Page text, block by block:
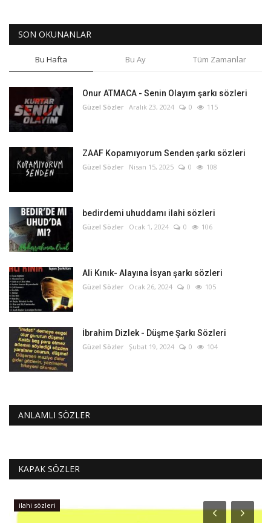
SON OKUNANLAR
Bu Hafta Bu Ay Tüm Zamanlar
Onur ATMACA - Senin Olayım şarkı sözleri
Güzel Sözler Aralık 23, 2024 0 115
ZAAF Kopamıyorum Senden şarkı sözleri
Güzel Sözler Nisan 15, 2025 0 108
bedirdemi uhuddamı ilahi sözleri
Güzel Sözler Ocak 1, 2024 0 106
Ali Kınık- Alayına İsyan şarkı sözleri
Güzel Sözler Ocak 26, 2024 0 105
İbrahim Dizlek - Düşme Şarkı Sözleri
Güzel Sözler Şubat 19, 2024 0 104
ANLAMLI SÖZLER
KAPAK SÖZLER
ilahi sözleri